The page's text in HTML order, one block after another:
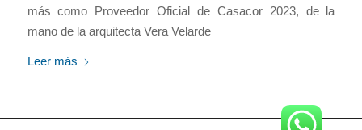
más como Proveedor Oficial de Casacor 2023, de la
mano de la arquitecta Vera Velarde
Leer más